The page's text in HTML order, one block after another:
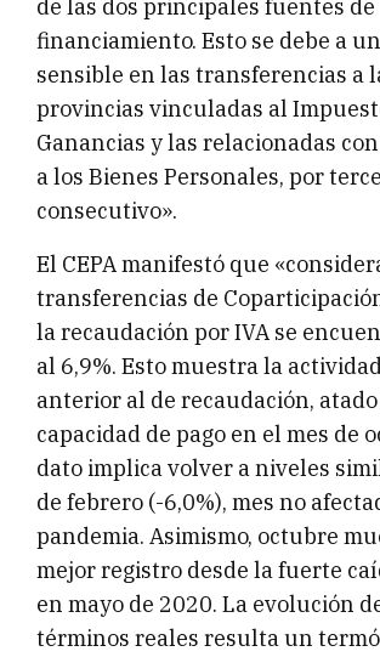
de las dos principales fuentes de
financiamiento. Esto se debe a
sensible en las transferencias a
provincias vinculadas al
Ganancias y las relacionadas
a los Bienes Personales, por
consecutivo».
El CEPA manifestó que
transferencias de
la recaudación por IVA se
al 6,9%. Esto muestra la
anterior al de recaudación,
capacidad de pago en el mes de
dato implica volver a niveles
de febrero (-6,0%), mes no
pandemia. Asimismo, octubre
mejor registro desde la fuerte
en mayo de 2020. La evolución
términos reales resulta un